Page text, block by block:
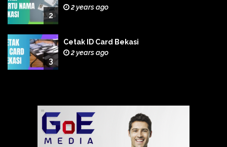
2
2 years ago
3
Cetak ID Card Bekasi
2 years ago